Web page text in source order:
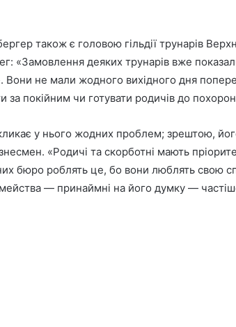
також є головою гільдії трунарів
«Замовлення деяких трунарів вже
Вони не мали жодного вихідного дня
за покійним чи готувати родичів до
у нього жодних проблем; зрештою,
«Родичі та скорботні мають
бюро роблять це, бо вони люблять свою
— принаймні на його думку —